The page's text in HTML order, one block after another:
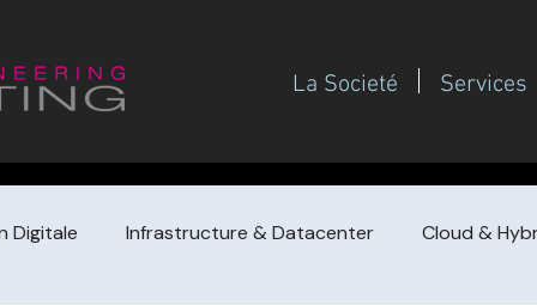
La Societé Services
Digitale Infrastructure & Datacenter Cloud &